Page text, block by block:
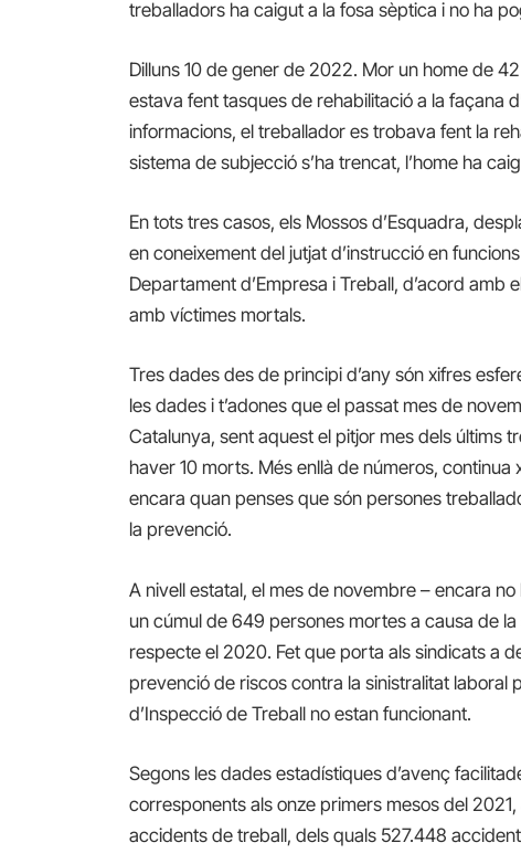
treballadors ha caigut a la fosa sèptica i no ha
Dilluns 10 de gener de 2022. Mor un home de
estava fent tasques de rehabilitació a la façana
informacions, el treballador es trobava fent la
sistema de subjecció s’ha trencat, l’home ha
En tots tres casos, els Mossos d’Esquadra,
en coneixement del jutjat d’instrucció en
Departament d’Empresa i Treball, d’acord
amb víctimes mortals.
Tres dades des de principi d’any són xifres
les dades i t’adones que el passat mes de
Catalunya, sent aquest el pitjor mes dels últims
haver 10 morts. Més enllà de números,
encara quan penses que són persones
la prevenció.
A nivell estatal, el mes de novembre – encara
un cúmul de 649 persones mortes a causa de
respecte el 2020. Fet que porta als sindicats a
prevenció de riscos contra la sinistralitat laboral
d’Inspecció de Treball no estan funcionant.
Segons les dades estadístiques d’avenç
corresponents als onze primers mesos del 2021,
accidents de treball, dels quals 527.448